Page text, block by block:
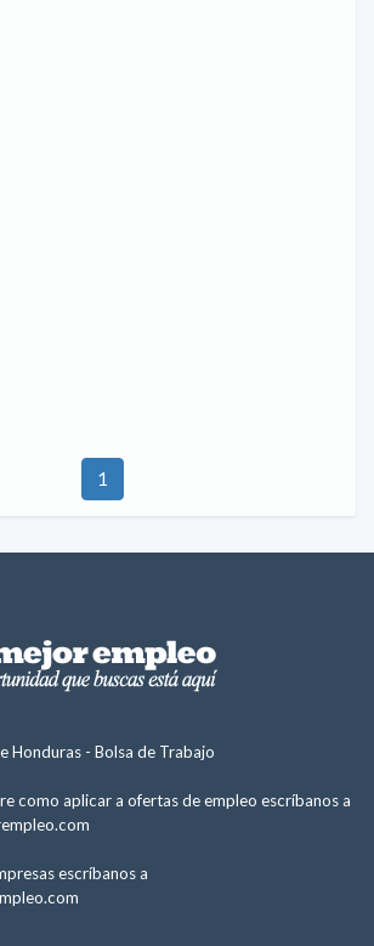
1
Honduras - Bolsa de Trabajo
como aplicar a ofertas de empleo escríbanos a
escríbanos a